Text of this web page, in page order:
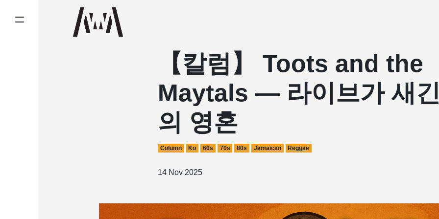
【칼럼】 Toots and the
Maytals — 라이브가 새
의 영혼
Column Ko 60s 70s 80s Jamaican Reggae
14 Nov 2025